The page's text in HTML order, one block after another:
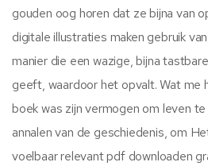
gouden oog horen dat ze bijna van
digitale illustraties maken gebruik
manier die een wazige, bijna
geeft, waardoor het opvalt. Wat me
boek was zijn vermogen om leven
annalen van de geschiedenis, om
voelbaar relevant pdf downloaden